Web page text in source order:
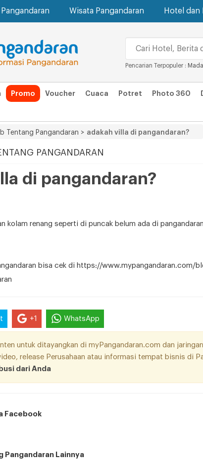
Pangandaran Wisata Pangandaran Hotel dan
Pencarian Terpopuler :
Promo Voucher Cuaca Potret Photo 360
Tentang Pangandaran > adakah villa di pangandaran?
PANGANDARAN
di pangandaran?
kolam renang seperti di puncak belum ada di
bisa cek di https://www.mypangandaran.com/
+1 WhatsApp
untuk ditayangkan di myPangandaran.com dan
release Perusahaan atau informasi tempat bisnis di
dari Anda
Facebook
Pangandaran Lainnya